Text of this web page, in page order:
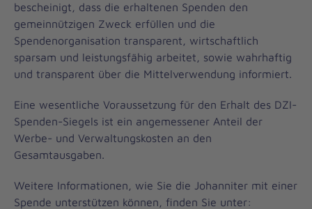
bescheinigt, dass die erhaltenen Spenden den
gemeinnützigen Zweck erfüllen und die
Spendenorganisation transparent, wirtschaftlich
sparsam und leistungsfähig arbeitet, sowie wahrhaftig
und transparent über die Mittelverwendung informiert.
Eine wesentliche Voraussetzung für den Erhalt des DZI-
Spenden-Siegels ist ein angemessener Anteil der
Werbe- und Verwaltungskosten an den
Gesamtausgaben.
Weitere Informationen, wie Sie die Johanniter mit einer
Spende unterstützen können, finden Sie unter: